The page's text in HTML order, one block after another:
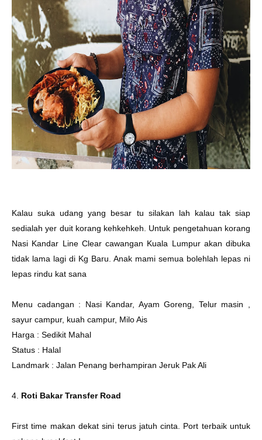
Kalau suka udang yang besar tu silakan lah kalau tak siap
sedialah yer duit korang kehkehkeh. Untuk pengetahuan korang
Nasi Kandar Line Clear cawangan Kuala Lumpur akan dibuka
tidak lama lagi di Kg Baru. Anak mami semua bolehlah lepas ni
lepas rindu kat sana
Menu cadangan : Nasi Kandar, Ayam Goreng, Telur masin ,
sayur campur, kuah campur, Milo Ais
Harga : Sedikit Mahal
Status : Halal
Landmark : Jalan Penang berhampiran Jeruk Pak Ali
4. Roti Bakar Transfer Road
First time makan dekat sini terus jatuh cinta. Port terbaik untuk